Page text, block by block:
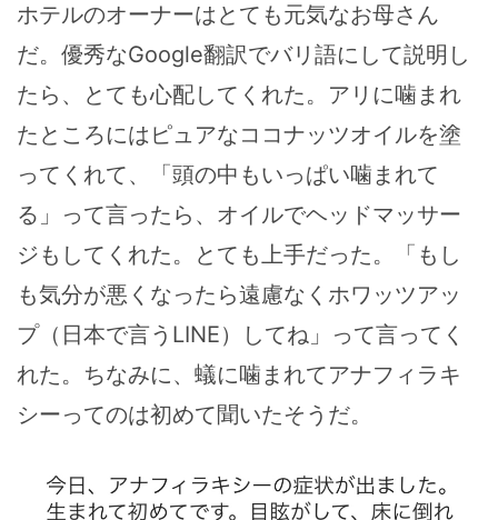
ホテルのオーナーはとても元気なお母さん
だ。優秀なGoogle翻訳でバリ語にして説明し
たら、とても心配してくれた。アリに噛まれ
たところにはピュアなココナッツオイルを塗
ってくれて、「頭の中もいっぱい噛まれて
る」って言ったら、オイルでヘッドマッサー
ジもしてくれた。とても上手だった。「もし
も気分が悪くなったら遠慮なくホワッツアッ
プ（日本で言うLINE）してね」って言ってく
れた。ちなみに、蟻に噛まれてアナフィラキ
シーってのは初めて聞いたそうだ。